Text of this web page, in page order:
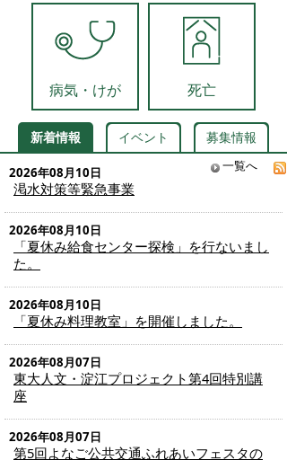
病気・けが 死亡
新着情報 イベント
募集情報
一覧へ
2026年08月10日
渇水対策等緊急事業
2026年08月10日
「夏休み給食センター探検」を行ないまし
た。
2026年08月10日
「夏休み料理教室」を開催しました。
2026年08月07日
東大人文・淀江プロジェクト第4回特別講
座
2026年08月07日
第5回よなご公共交通ふれあいフェスタの